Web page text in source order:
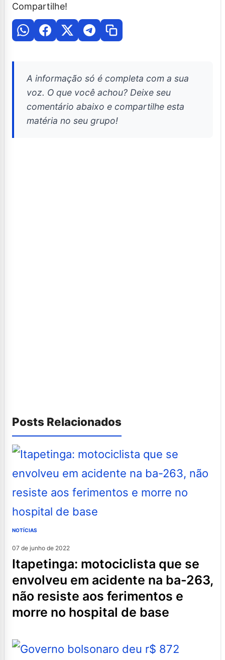
Compartilhe!
A informação só é completa com a sua
voz. O que você achou? Deixe seu
comentário abaixo e compartilhe esta
matéria no seu grupo!
Posts Relacionados
NOTÍCIAS
07 de junho de 2022
itapetinga: motociclista que se
envolveu em acidente na ba-263,
não resiste aos ferimentos e
morre no hospital de base